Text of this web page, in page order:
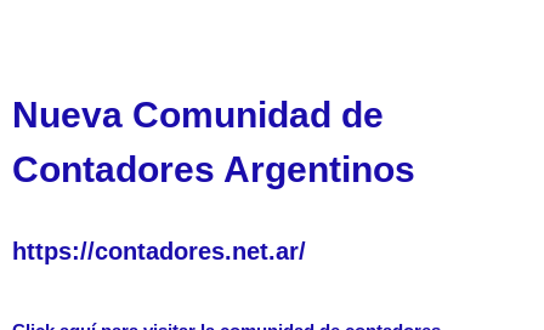
Nueva Comunidad de
Contadores Argentinos
https://contadores.net.ar/